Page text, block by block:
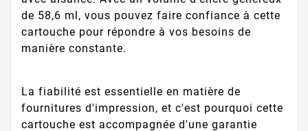
de 58,6 ml, vous pouvez faire confiance à cette
cartouche pour répondre à vos besoins de
manière constante.
La fiabilité est essentielle en matière de
fournitures d'impression, et c'est pourquoi cette
cartouche est accompagnée d'une garantie